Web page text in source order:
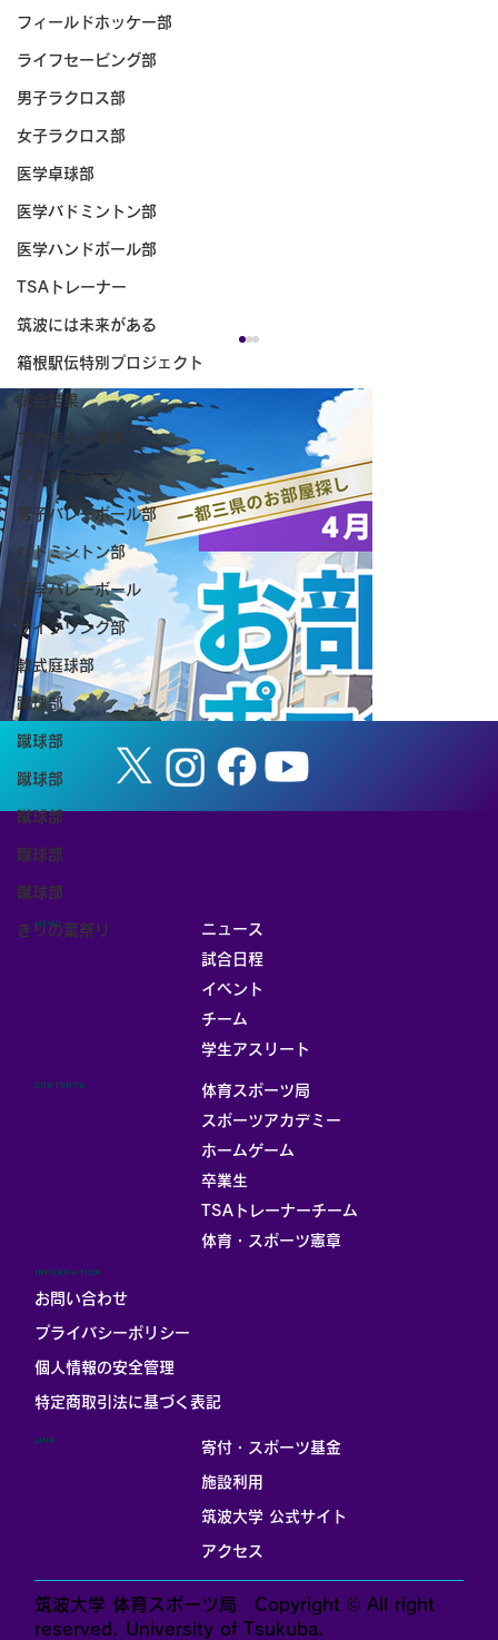
フィールドホッケー部
ライフセービング部
男子ラクロス部
女子ラクロス部
医学卓球部
医学バドミントン部
医学ハンドボール部
TSAトレーナー
筑波には未来がある
箱根駅伝特別プロジェクト
試合結果
アカデミー事業
マルチスポーツ
男子バレーボール部
バドミントン部
医学バレーボール
サイクリング部
軟式庭球部
蹴球部
蹴球部
蹴球部
蹴球部
蹴球部
蹴球部
きりの葉祭り
国際交流試合のお知らせ
ニュース
試合日程
イベント
チーム
学生アスリート
MENU
体育スポーツ局
スポーツアカデミー
ホームゲーム
卒業生
TSAトレーナーチーム
体育・スポーツ憲章
CONTENTS
寄付・スポーツ基金
施設利用
筑波大学 公式サイト
アクセス
LINK
INFORMATION
お問い合わせ
プライバシーポリシー
個人情報の安全管理
​特定商取引法に基づく表記
筑波大学 体育スポーツ局 Copyright © All right
reserved. University of Tsukuba.